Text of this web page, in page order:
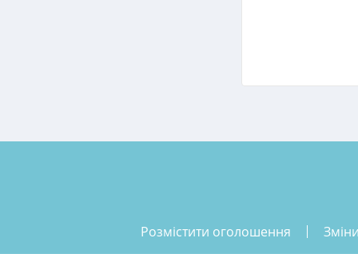
розмістити оголошення